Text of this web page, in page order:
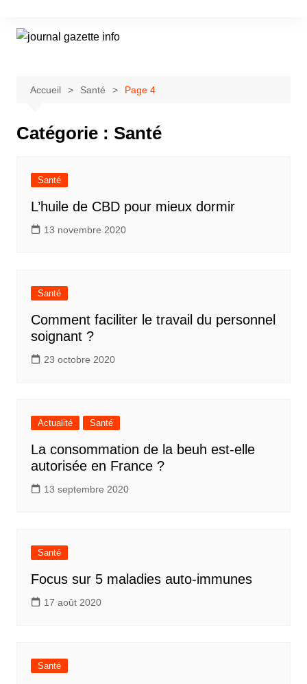
contenu
Accueil Santé Page 4
Catégorie : Santé
Santé
L’huile de CBD pour mieux dormir
13 novembre 2020
Santé
Comment faciliter le travail du personnel
soignant ?
23 octobre 2020
Actualité Santé
La consommation de la beuh est-elle
autorisée en France ?
13 septembre 2020
Santé
Focus sur 5 maladies auto-immunes
17 août 2020
Santé